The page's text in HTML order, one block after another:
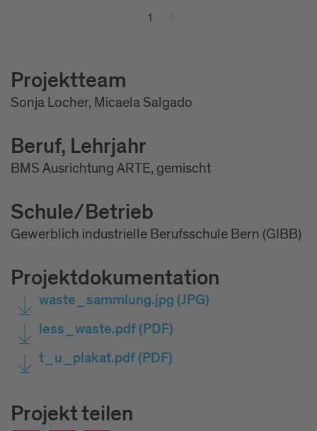
1
Projektteam
Sonja Locher, Micaela Salgado
Beruf, Lehrjahr
BMS Ausrichtung ARTE, gemischt
Schule/Betrieb
Gewerblich industrielle Berufsschule Bern (GIBB)
Projektdokumentation
waste_sammlung.jpg (JPG)
less_waste.pdf(PDF)
t_u_plakat.pdf(PDF)
Projekt teilen